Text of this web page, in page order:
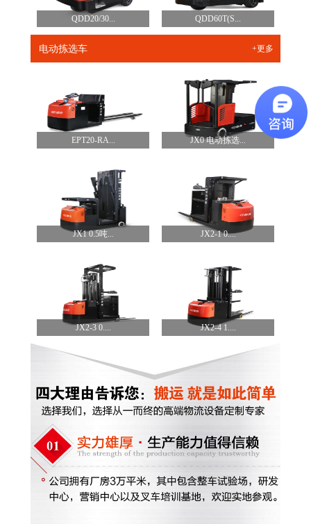
QDD20/30... QDD60T(S...
电动拣选车 +更多
EPT20-RA... JX0 电动拣选...
JX1 0.5吨... JX2-1 0....
JX2-3 0.... JX2-4 1....